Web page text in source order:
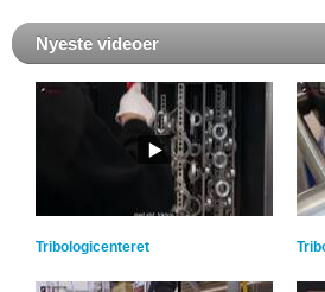
Nyeste videoer
Tribologicenteret